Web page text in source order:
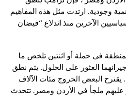
وجودية. ارتدت مثل هذه المفاهيم
الآخرين منذ اندلاع “فيضان
في جملة أو اثنتين تلخص ما
العثور على الحلول. يتم نطق
يقترح البعض الخروج مئات الآلاف
ملجأ في الأردن ومصر. تتحدث